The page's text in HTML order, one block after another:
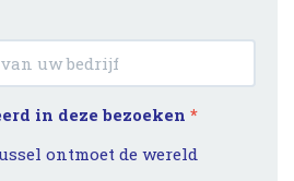
in deze bezoeken *
ontmoet de wereld